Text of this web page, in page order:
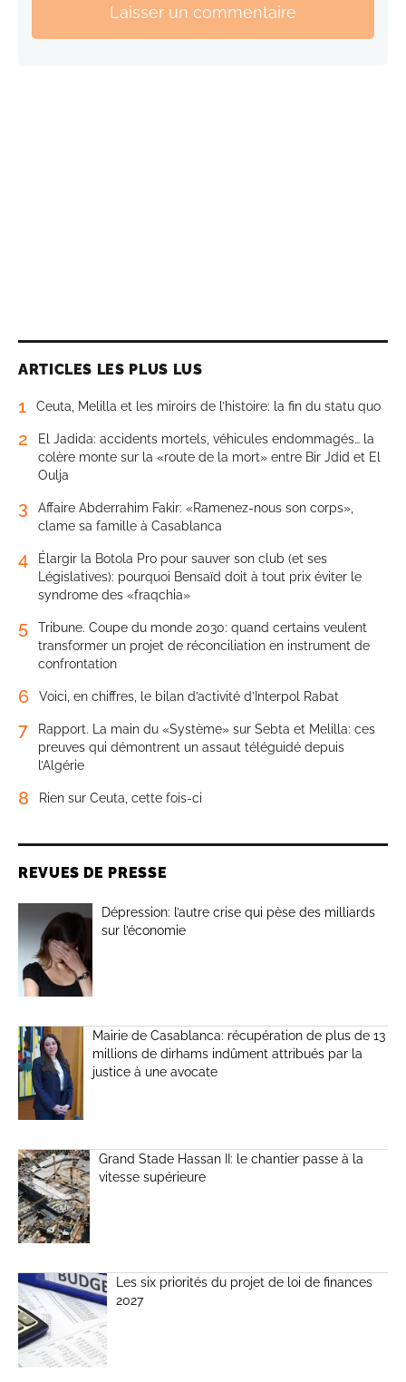
Laisser un commentaire
ARTICLES LES PLUS LUS
1 Ceuta, Melilla et les miroirs de l’histoire: la fin du statu quo
2
El Jadida: accidents mortels, véhicules endommagés… la
colère monte sur la «route de la mort» entre Bir Jdid et El
Oulja
3
Affaire Abderrahim Fakir: «Ramenez-nous son corps»,
clame sa famille à Casablanca
4
Élargir la Botola Pro pour sauver son club (et ses
Législatives): pourquoi Bensaïd doit à tout prix éviter le
syndrome des «fraqchia»
5
Tribune. Coupe du monde 2030: quand certains veulent
transformer un projet de réconciliation en instrument de
confrontation
6 Voici, en chiffres, le bilan d’activité d’Interpol Rabat
7
Rapport. La main du «Système» sur Sebta et Melilla: ces
preuves qui démontrent un assaut téléguidé depuis
l’Algérie
8 Rien sur Ceuta, cette fois-ci
REVUES DE PRESSE
Dépression: l’autre crise qui pèse des milliards
sur l’économie
Mairie de Casablanca: récupération de plus de 13
millions de dirhams indûment attribués par la
justice à une avocate
Grand Stade Hassan II: le chantier passe à la
vitesse supérieure
Les six priorités du projet de loi de finances
2027